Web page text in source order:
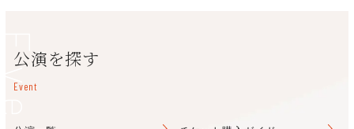
第二部「音場支援システム『AFC
公演を探す
Event